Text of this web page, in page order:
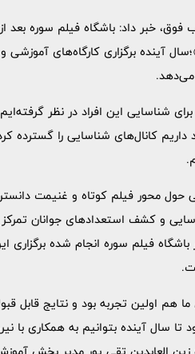
خبر داد: باشگاه فیلم سوره بعد از
آینده برگزاری کارگاه‌های
شناسایی این افراد در نظر گرفته‌ایم
کانال‌های شناسایی را گسترده
حول محور فیلم کوتاه و غنیمت
و کشف استعدادهای جوانان
فیلم سوره انجام شده برگزاری
هم اولین تجربه بود و نتایج قابل
آینده بتوانیم به همکاری با